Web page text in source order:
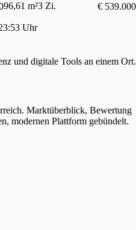
96,61 m²3 Zi.
€ 539.000
Uhr
und digitale Tools an einem Ort.
Marktüberblick, Bewertung
modernen Plattform gebündelt.